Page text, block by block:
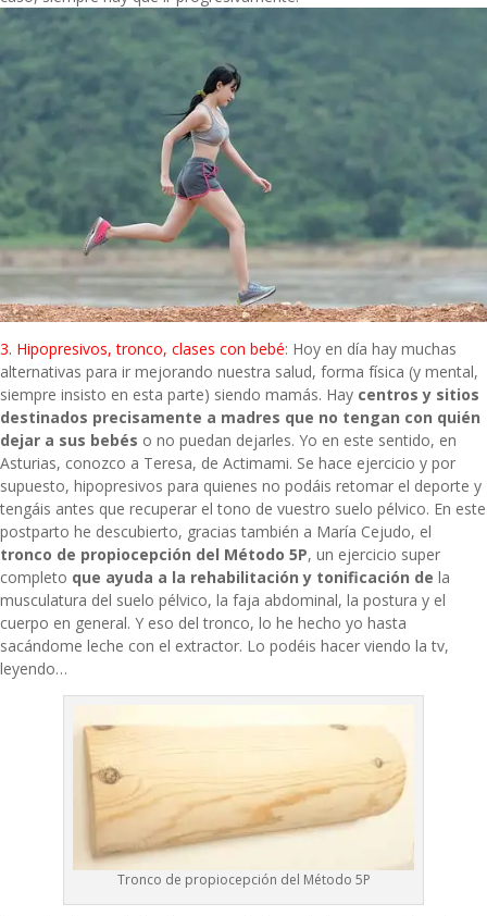
3. Hipopresivos, tronco, clases con bebé: Hoy en día hay muchas
alternativas para ir mejorando nuestra salud, forma física (y mental,
siempre insisto en esta parte) siendo mamás. Hay centros y sitios
destinados precisamente a madres que no tengan con quién
dejar a sus bebés o no puedan dejarles. Yo en este sentido, en
Asturias, conozco a Teresa, de Actimami. Se hace ejercicio y por
supuesto, hipopresivos para quienes no podáis retomar el deporte y
tengáis antes que recuperar el tono de vuestro suelo pélvico. En este
postparto he descubierto, gracias también a María Cejudo, el
tronco de propiocepción del Método 5P, un ejercicio super
completo que ayuda a la rehabilitación y tonificación de la
musculatura del suelo pélvico, la faja abdominal, la postura y el
cuerpo en general. Y eso del tronco, lo he hecho yo hasta
sacándome leche con el extractor. Lo podéis hacer viendo la tv,
leyendo…
Tronco de propiocepción del Método 5P